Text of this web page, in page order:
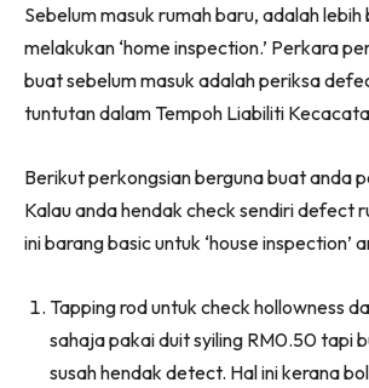
Hotel
Kafe
Hartanah
High Rise
Video
Ilham Impiana 360
Ilham Impiana Inspirasi
Sebelum masuk rumah baru, adalah
melakukan ‘home inspection.’ Perkara
buat sebelum masuk adalah periksa
tuntutan dalam Tempoh Liabiliti
Berikut perkongsian berguna buat anda
Kalau anda hendak check sendiri defect
ini barang basic untuk ‘house inspection’
Tapping rod untuk check hollowness
sahaja pakai duit syiling RM0.50 tapi
susah hendak detect. Hal ini kerana